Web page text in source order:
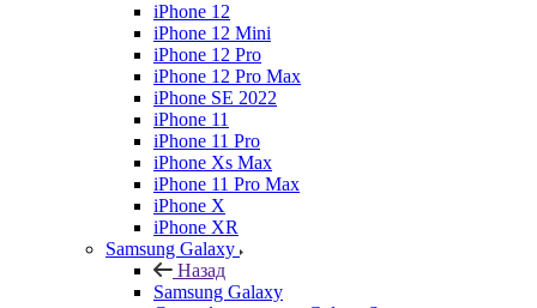
iPhone 12
iPhone 12 Mini
iPhone 12 Pro
iPhone 12 Pro Max
iPhone SE 2022
iPhone 11
iPhone 11 Pro
iPhone Xs Max
iPhone 11 Pro Max
iPhone X
iPhone XR
Samsung Galaxy
Назад
Samsung Galaxy